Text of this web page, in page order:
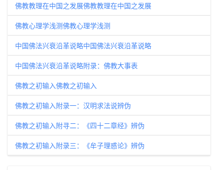
佛教教理在中国之发展佛教教理在中国之发展
佛教心理学浅测佛教心理学浅测
中国佛法兴衰沿革说略中国佛法兴衰沿革说略
中国佛法兴衰沿革说略附录：佛教大事表
佛教之初输入佛教之初输入
佛教之初输入附录一：汉明求法说辨伪
佛教之初输入附寻二：《四十二章经》辨伪
佛教之初输入附录三：《牟子理惑论》辨伪